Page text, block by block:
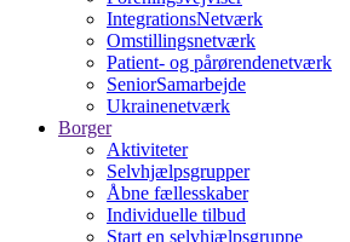
IntegrationsNetværk
Omstillingsnetværk
Patient- og pårørendenetværk
SeniorSamarbejde
Ukrainenetværk
Borger
Aktiviteter
Selvhjælpsgrupper
Åbne fællesskaber
Individuelle tilbud
Start en selvhjælpsgruppe